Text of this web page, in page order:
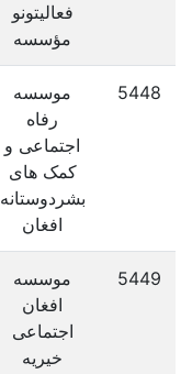
فعالیتونو
مؤسسه
5448
موسسه
رفاه
اجتماعی و
کمک های
بشردوستانه
افغان
5449
موسسه
افغان
اجتماعی
خیریه